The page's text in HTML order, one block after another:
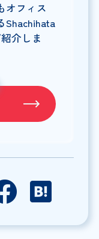
オフィス
Shachihata
介しま